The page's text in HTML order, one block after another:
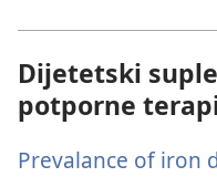
Dijetetski
potporne
Prevalance of iron